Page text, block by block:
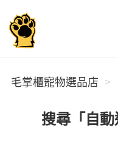
毛掌櫃寵物選品店
毛掌櫃寵物選品店
搜尋「自